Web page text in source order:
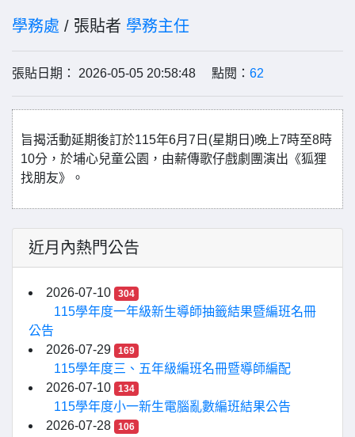
學務處 / 張貼者 學務主任
張貼日期： 2026-05-05 20:58:48 點閱： 62
旨揭活動延期後訂於115年6月7日(星期日)晚上7時至8時
10分，於埔心兒童公園，由薪傳歌仔戲劇團演出《狐狸
找朋友》。
近月內熱門公告
2026-07-10 304
115學年度一年級新生導師抽籤結果暨編班名冊
公告
2026-07-29
169
115學年度三、五年級編班名冊暨導師編配
2026-07-10
134
115學年度小一新生電腦亂數編班結果公告
2026-07-28
106